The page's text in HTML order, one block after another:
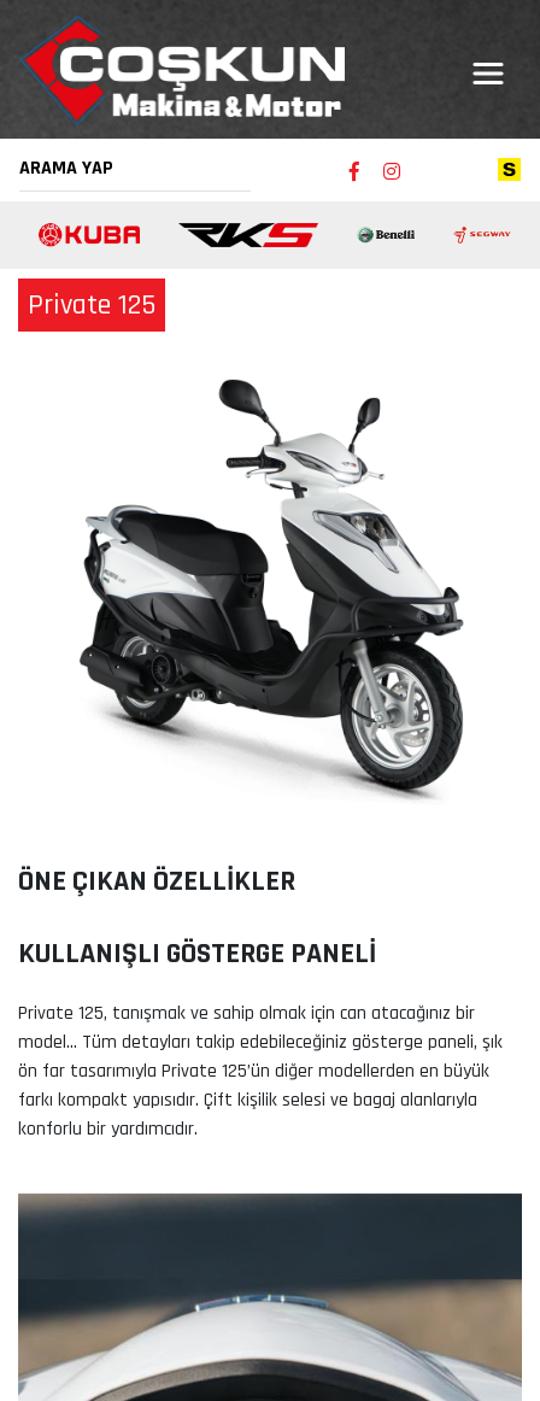
Private 125
ÖNE ÇIKAN ÖZELLİKLER
KULLANIŞLI GÖSTERGE PANELİ
Private 125, tanışmak ve sahip olmak için can atacağınız bir
model… Tüm detayları takip edebileceğiniz gösterge paneli, şık
ön far tasarımıyla Private 125’ün diğer modellerden en büyük
farkı kompakt yapısıdır. Çift kişilik selesi ve bagaj alanlarıyla
konforlu bir yardımcıdır.